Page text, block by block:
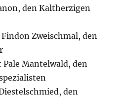
den Kaltherzigen
Zweischmal, den
Pale Mantelwald, den
den